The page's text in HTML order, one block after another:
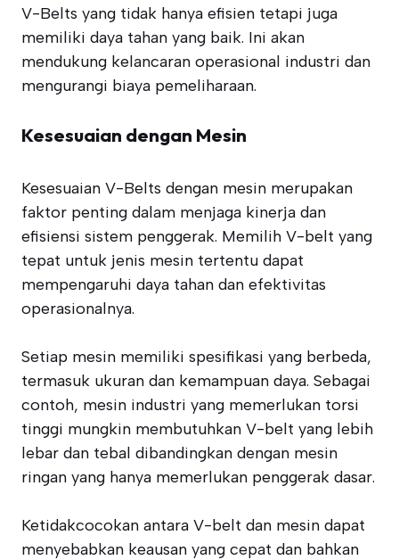
V-Belts yang tidak hanya efisien tetapi juga
memiliki daya tahan yang baik. Ini akan
mendukung kelancaran operasional industri dan
mengurangi biaya pemeliharaan.
Kesesuaian dengan Mesin
Kesesuaian V-Belts dengan mesin merupakan
faktor penting dalam menjaga kinerja dan
efisiensi sistem penggerak. Memilih V-belt yang
tepat untuk jenis mesin tertentu dapat
mempengaruhi daya tahan dan efektivitas
operasionalnya.
Setiap mesin memiliki spesifikasi yang berbeda,
termasuk ukuran dan kemampuan daya. Sebagai
contoh, mesin industri yang memerlukan torsi
tinggi mungkin membutuhkan V-belt yang lebih
lebar dan tebal dibandingkan dengan mesin
ringan yang hanya memerlukan penggerak dasar.
Ketidakcocokan antara V-belt dan mesin dapat
menyebabkan keausan yang cepat dan bahkan